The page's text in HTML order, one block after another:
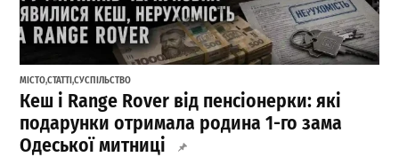
МІСТО,СТАТТІ,СУСПІЛЬСТВО
Кеш і Range Rover від пенсіонерки: які
подарунки отримала родина 1-го зама
Одеської митниці